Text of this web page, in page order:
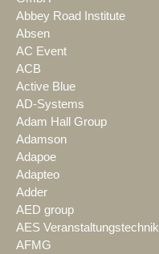
Abbey Road Institute
Absen
AC Event
ACB
Active Blue
AD-Systems
Adam Hall Group
Adamson
Adapoe
Adapteo
Adder
AED group
AES Veranstaltungstechnik
AFMG